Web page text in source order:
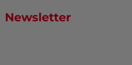
Newsletter